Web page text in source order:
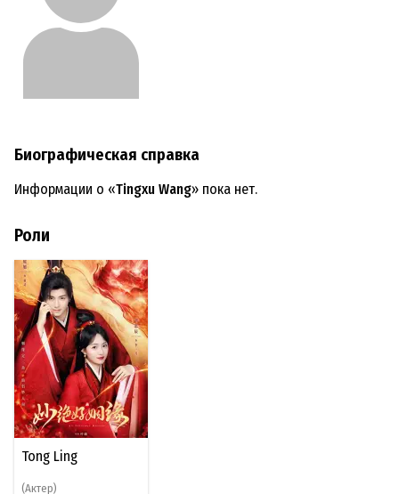
Биографическая справка
Информации о «Tingxu Wang» пока нет.
Роли
Tong Ling
(Актер)